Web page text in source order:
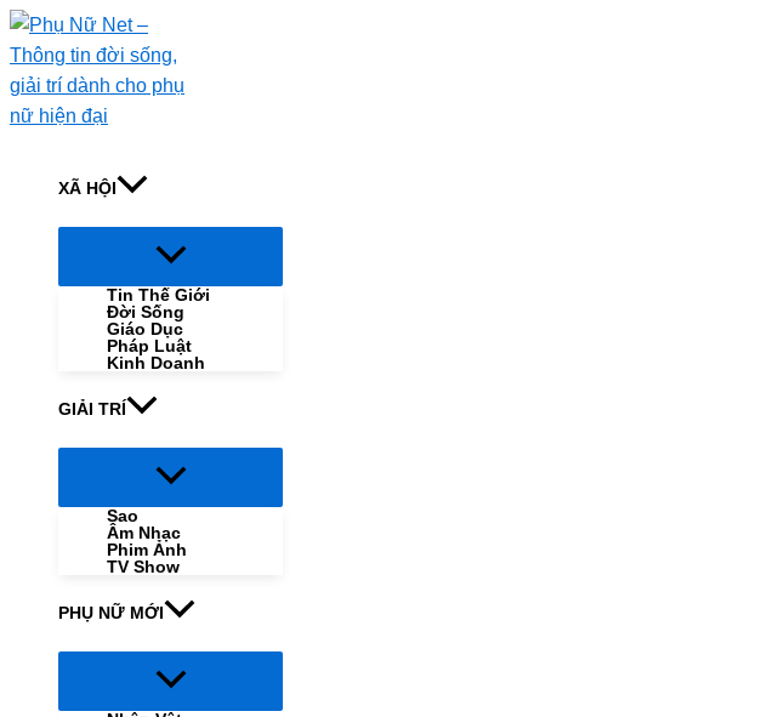
Skip
to
content
XÃ HỘI
Menu
Tin Thế Giới
Đời Sống
Giáo Dục
Pháp Luật
Kinh Doanh
GIẢI TRÍ
Menu
Sao
Âm Nhạc
Phim Ảnh
TV Show
PHỤ NỮ MỚI
Menu